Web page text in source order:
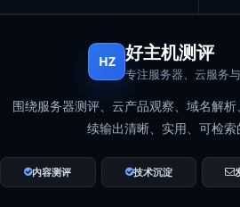
HZ 好主机测评
专注服务器、云服务
围绕服务器测评、云产品观察、域名解
续输出清晰、实用、可检索
内容测评 技术沉淀